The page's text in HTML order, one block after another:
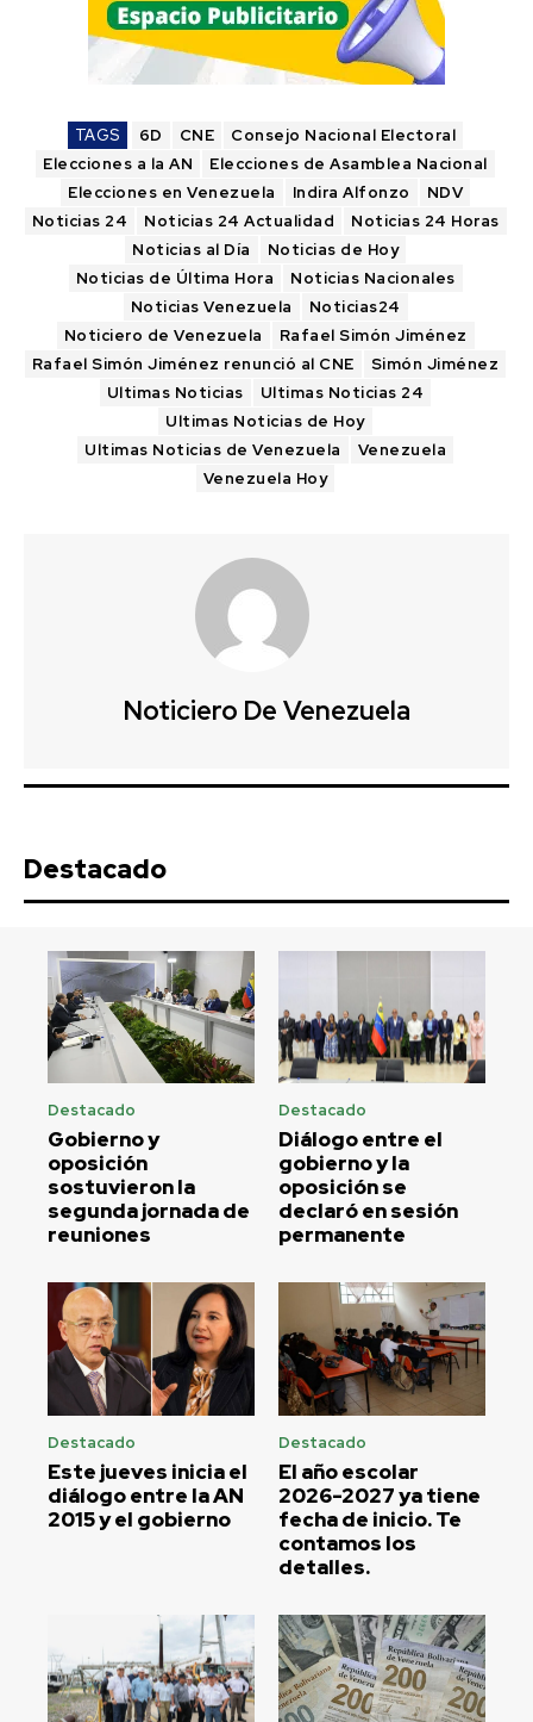
TAGS 6D CNE
Consejo Nacional Electoral
Elecciones a la AN
Elecciones de Asamblea Nacional
Elecciones en Venezuela
Indira Alfonzo
NDV
Noticias 24
Noticias 24 Actualidad
Noticias 24 Horas
Noticias al Día
Noticias de Hoy
Noticias de Última Hora
Noticias Nacionales
Noticias Venezuela
Noticias24
Noticiero de Venezuela
Rafael Simón Jiménez
Rafael Simón Jiménez renunció al CNE
Simón Jiménez
Ultimas Noticias
Ultimas Noticias 24
Ultimas Noticias de Hoy
Ultimas Noticias de Venezuela
Venezuela
Venezuela Hoy
Noticiero De Venezuela
Destacado
Destacado
Gobierno y
oposición
sostuvieron la
segunda jornada de
reuniones
Destacado
Diálogo entre el
gobierno y la
oposición se
declaró en sesión
permanente
Destacado
Este jueves inicia el
diálogo entre la AN
2015 y el gobierno
Destacado
El año escolar
2026-2027 ya tiene
fecha de inicio. Te
contamos los
detalles.